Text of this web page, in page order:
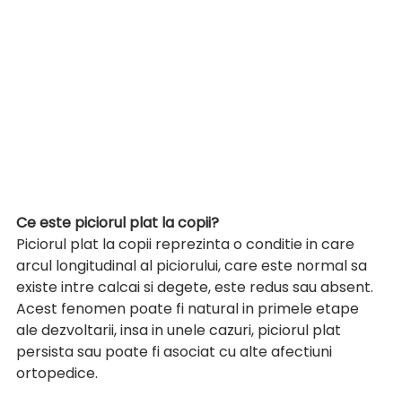
Ce este piciorul plat la copii?
Piciorul plat la copii reprezinta o conditie in care
arcul longitudinal al piciorului, care este normal sa
existe intre calcai si degete, este redus sau absent.
Acest fenomen poate fi natural in primele etape
ale dezvoltarii, insa in unele cazuri, piciorul plat
persista sau poate fi asociat cu alte afectiuni
ortopedice.